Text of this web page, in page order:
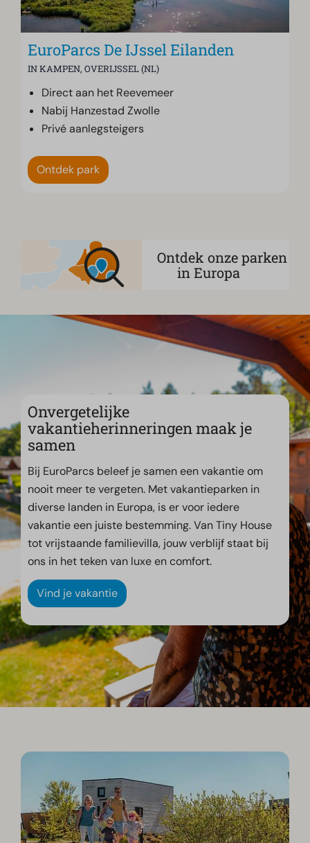
EuroParcs De IJssel Eilanden
IN KAMPEN, OVERIJSSEL (NL)
Direct aan het Reevemeer
Nabij Hanzestad Zwolle
Privé aanlegsteigers
Ontdek park
Ontdek onze parken
in Europa
Onvergetelijke
vakantieherinneringen maak je
samen
Bij EuroParcs beleef je samen een vakantie om
nooit meer te vergeten. Met vakantieparken in
diverse landen in Europa, is er voor iedere
vakantie een juiste bestemming. Van Tiny House
tot vrijstaande familievilla, jouw verblijf staat bij
ons in het teken van luxe en comfort.
Vind je vakantie